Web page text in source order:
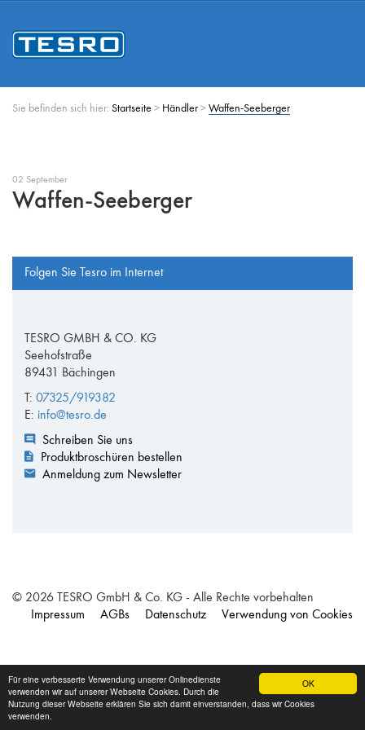
OK
Für eine verbesserte Verwendung unserer Onlinedienste
verwenden wir auf unserer Webseite Cookies. Durch die
Nutzung dieser Webseite erklären Sie sich damit einverstanden, dass wir Cookies
verwenden.
Sie befinden sich hier: Startseite > Händler > Waffen-Seeberger
02 September
Waffen-Seeberger
Folgen Sie Tesro im Internet
TESRO GMBH & CO. KG
Seehofstraße
89431 Bächingen
T: 07325/919382
E: info@tesro.de
Schreiben Sie uns
Produktbroschüren bestellen
Anmeldung zum Newsletter
© 2026 TESRO GmbH & Co. KG - Alle Rechte vorbehalten
Impressum
AGBs Datenschutz Verwendung von Cookies